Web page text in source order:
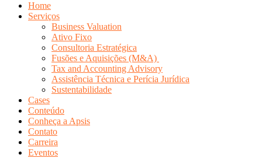
Home
Serviços
Business Valuation
Ativo Fixo
Consultoria Estratégica
Fusões e Aquisições (M&A)
Tax and Accounting Advisory
Assistência Técnica e Perícia Jurídica
Sustentabilidade
Cases
Conteúdo
Conheça a Apsis
Contato
Carreira
Eventos